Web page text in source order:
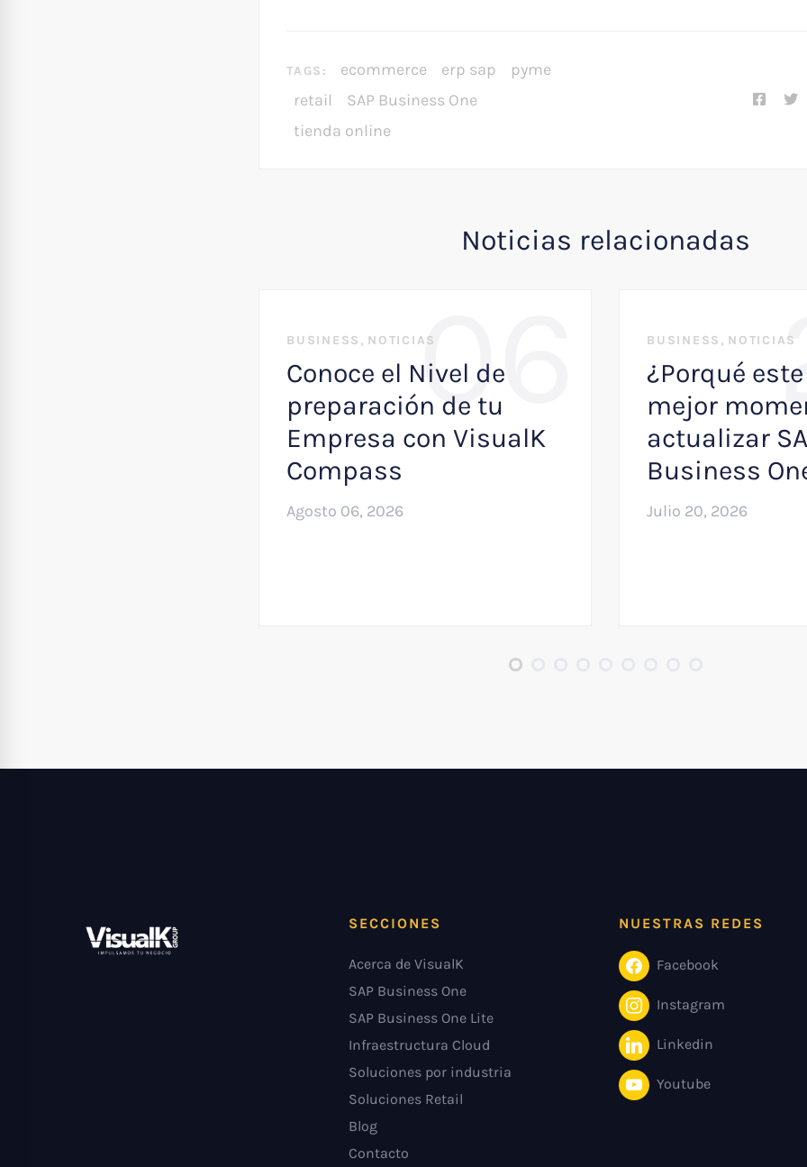
TAGS: ecommerce erp sap
pyme
retail
SAP Business One
tienda online
Noticias relacionadas
06
BUSINESS , NOTICIAS
Conoce el Nivel de
preparación de tu
Empresa con VisualK
Compass
Agosto 06, 2026
BUSINESS , NOTICIAS
¿Porqué
mejor
actualizar
Business
Julio 20, 2026
SECCIONES
Acerca de VisualK
SAP Business One
SAP Business One Lite
Infraestructura Cloud
Soluciones por industria
Soluciones Retail
Blog
Contacto
NUESTRAS REDES
Facebook
Instagram
Linkedin
Youtube